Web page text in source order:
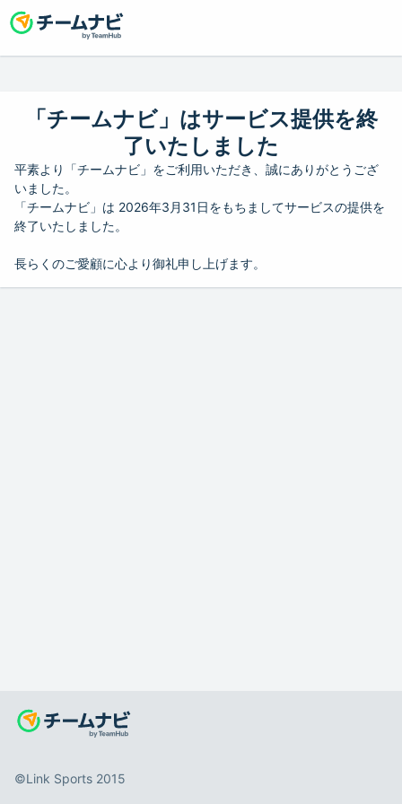
「チームナビ」はサービス提供を終
了いたしました
平素より「チームナビ」をご利用いただき、誠にありがとうござ
いました。
「チームナビ」は 2026年3月31日をもちましてサービスの提供を
終了いたしました。
長らくのご愛顧に心より御礼申し上げます。
©️Link Sports 2015